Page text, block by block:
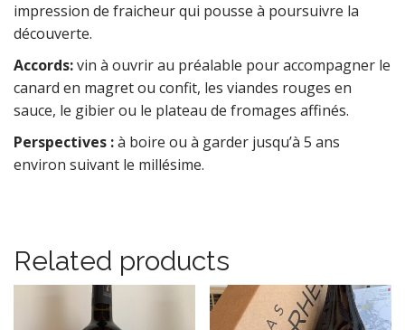
impression de fraicheur qui pousse à poursuivre la
découverte.
Accords:vin à ouvrir au préalable pour accompagner le
canard en magret ou confit, les viandes rouges en
sauce, le gibier ou le plateau de fromages affinés.
Perspectives :à boire ou à garder jusqu’à 5 ans
environ suivant le millésime.
Related products